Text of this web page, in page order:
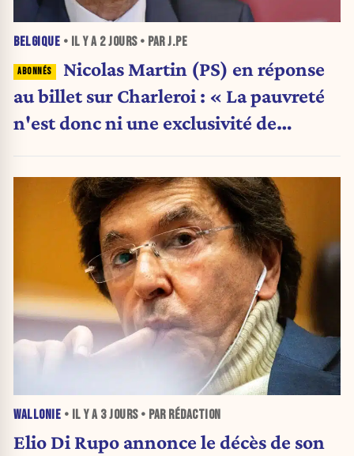
BELGIQUE • IL Y A 2 JOURS• PAR J.PE
Nicolas Martin (PS) en réponse
au billet sur Charleroi : « La pauvreté
n'est donc ni une exclusivité de
WALLONIE • IL Y A 3 JOURS• PAR RÉDACTION
Elio Di Rupo annonce le décès de son